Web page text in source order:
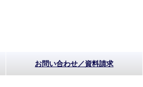
お問い合わせ／資料請求